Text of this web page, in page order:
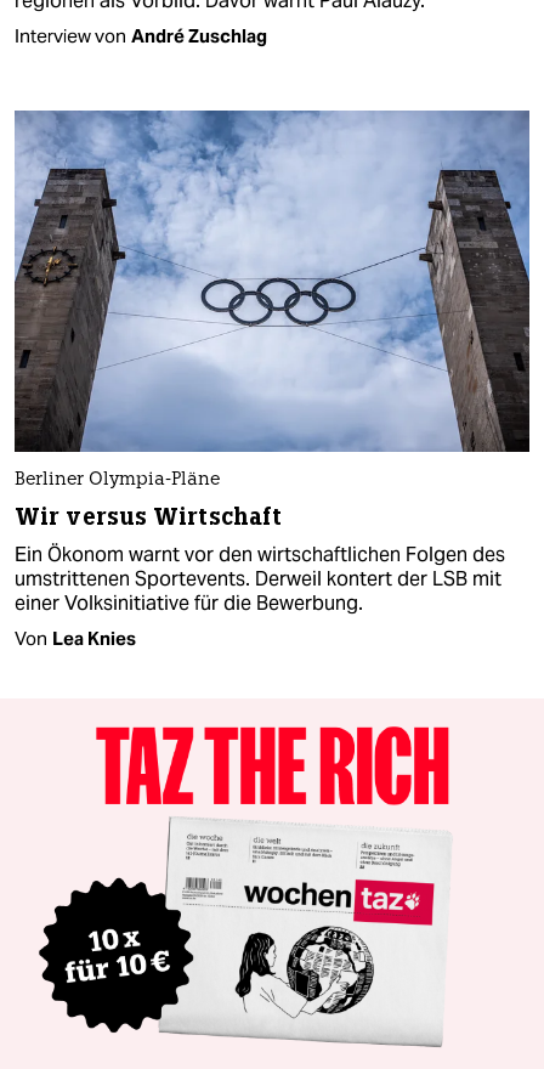
Interview von André Zuschlag
Berliner Olympia-Pläne
Wir versus Wirtschaft
Ein Ökonom warnt vor den wirtschaftlichen Folgen des
umstrittenen Sportevents. Derweil kontert der LSB mit
einer Volksinitiative für die Bewerbung.
Von Lea Knies